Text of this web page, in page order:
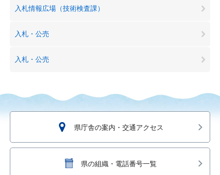
入札情報広場（技術検査課）
入札・公売
入札・公売
県庁舎の案内・交通アクセス
県の組織・電話番号一覧